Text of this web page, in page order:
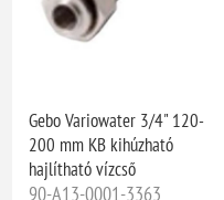
Gebo Variowater 3/4" 120-
200 mm KB kihúzható
hajlítható vízcső
90-A13-0001-3363